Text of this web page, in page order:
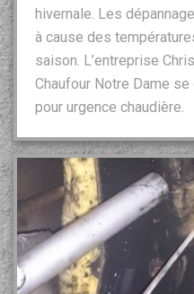
hivernale. Les
à cause des
saison. L’entreprise
Chaufour Notre Dame
pour urgence chaudière.